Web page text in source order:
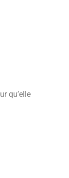
qu’elle